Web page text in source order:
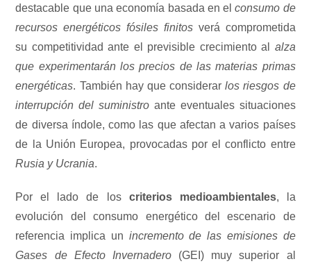
destacable que una economía basada en elconsumo de
recursos energéticos fósiles finitosverá comprometida
su competitividad ante el previsible crecimiento al alza
que experimentarán los precios de las materias primas
energéticas. También hay que considerarlos riesgos de
interrupción del suministro ante eventuales situaciones
de diversa índole, como las que afectan a varios países
de la Unión Europea, provocadas por el conflicto entre
Rusia y Ucrania.
Por el lado de los criterios medioambientales, la
evolución del consumo energético del escenario de
referencia implica un incremento de las emisiones de
Gases de Efecto Invernadero(GEI) muy superior al